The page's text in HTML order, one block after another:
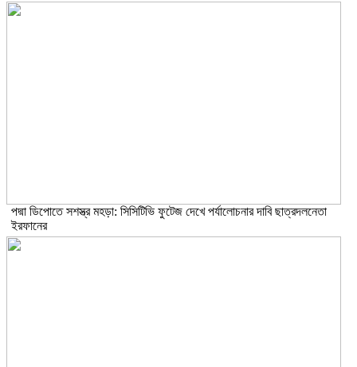
পদ্মা ডিপোতে সশস্ত্র মহড়া: সিসিটিভি ফুটেজ দেখে পর্যালোচনার দাবি ছাত্রদলনেতা
ইরফানের